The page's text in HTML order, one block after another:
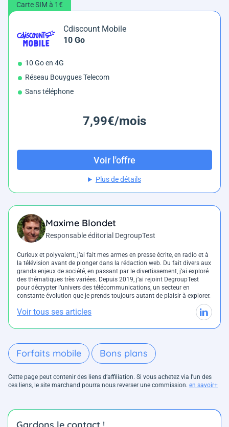
Carte SIM à 1€
Cdiscount Mobile
10 Go
10 Go en 4G
Réseau Bouygues Telecom
Sans téléphone
7,99€/mois
Voir l'offre
Plus de détails
Maxime Blondet
Responsable éditorial DegroupTest
Curieux et polyvalent, j’ai fait mes armes en presse écrite, en radio et à
la télévision avant de plonger dans la rédaction web. Du fait divers aux
grands enjeux de société, en passant par le divertissement, j’ai exploré
des thématiques très variées. Depuis 2019, j’ai rejoint DegroupTest
pour décrypter l’univers des télécommunications, un secteur en
constante évolution que je prends toujours autant de plaisir à explorer.
Voir tous ses articles
Forfaits mobile Bons plans
Cette page peut contenir des liens d’affiliation. Si vous achetez via l'un des
ces liens, le site marchand pourra nous reverser une commission. en savoir+